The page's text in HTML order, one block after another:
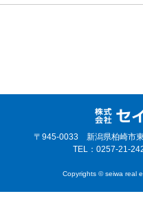
〒945-0033 新潟県柏崎市
TEL：0257-21-
Copyrights © seiwa real